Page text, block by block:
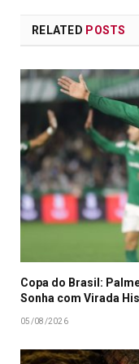
RELATED POSTS
Copa do Brasil:
Sonha com Virada
05/08/2026